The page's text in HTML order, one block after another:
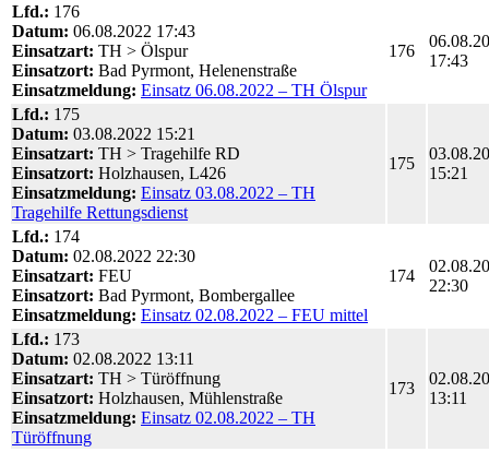
Lfd.: 176
Datum: 06.08.2022 17:43
Einsatzart: TH > Ölspur
Einsatzort: Bad Pyrmont, Helenenstraße
Einsatzmeldung: Einsatz 06.08.2022 – TH Ölspur
176
17:43
Lfd.: 175
Datum: 03.08.2022 15:21
Einsatzart: TH > Tragehilfe RD
Einsatzort: Holzhausen, L426
Einsatzmeldung: Einsatz 03.08.2022 – TH
Tragehilfe Rettungsdienst
175
15:21
Lfd.: 174
Datum: 02.08.2022 22:30
Einsatzart: FEU
Einsatzort: Bad Pyrmont, Bombergallee
Einsatzmeldung: Einsatz 02.08.2022 – FEU mittel
174
22:30
Lfd.: 173
Datum: 02.08.2022 13:11
Einsatzart: TH > Türöffnung
Einsatzort: Holzhausen, Mühlenstraße
Einsatzmeldung: Einsatz 02.08.2022 – TH
Türöffnung
173
13:11